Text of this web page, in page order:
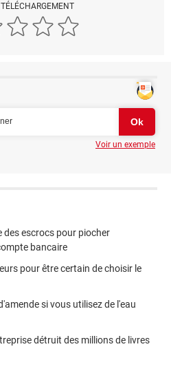
Voir un exemple
des escrocs pour piocher
bancaire
pour être certain de choisir le
si vous utilisez de l'eau
détruit des millions de livres